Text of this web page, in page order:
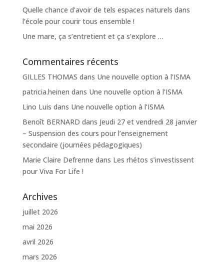
Quelle chance d’avoir de tels espaces naturels dans
l’école pour courir tous ensemble !
Une mare, ça s’entretient et ça s’explore …
Commentaires récents
GILLES THOMAS dans Une nouvelle option à l’ISMA
patricia.heinen dans Une nouvelle option à l’ISMA
Lino Luis dans Une nouvelle option à l’ISMA
Benoît BERNARD dans Jeudi 27 et vendredi 28 janvier
– Suspension des cours pour l’enseignement
secondaire (journées pédagogiques)
Marie Claire Defrenne dans Les rhétos s’investissent
pour Viva For Life !
Archives
juillet 2026
mai 2026
avril 2026
mars 2026